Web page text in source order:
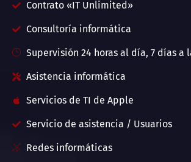
Contrato «IT Unlimited»
Consultoría informática
Supervisión 24 horas al día, 7 días a
Asistencia informática
Servicios de TI de Apple
Servicio de asistencia / Usuarios
Redes informáticas